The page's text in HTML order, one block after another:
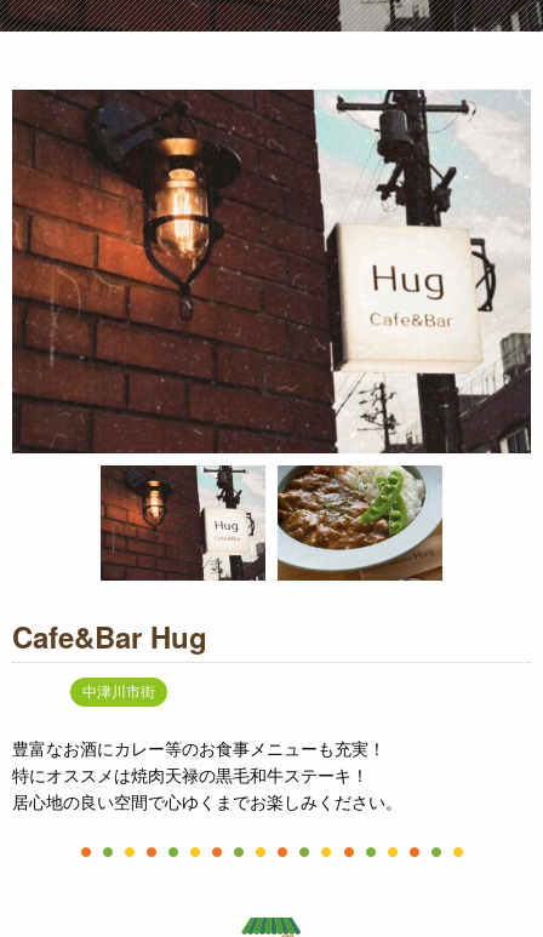
Cafe&Bar Hug
中津川市街
豊富なお酒にカレー等のお食事メニューも充実！
特にオススメは焼肉天禄の黒毛和牛ステーキ！
居心地の良い空間で心ゆくまでお楽しみください。